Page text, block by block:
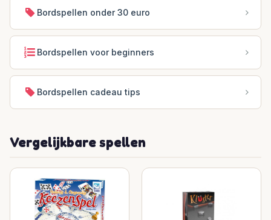
Bordspellen onder 30 euro
Bordspellen voor beginners
Bordspellen cadeau tips
Vergelijkbare spellen